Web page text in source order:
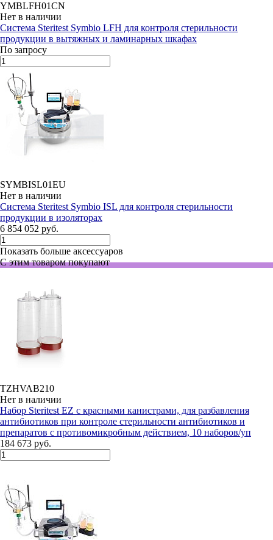
YMBLFH01CN
Нет в наличии
Система Steritest Symbio LFH для контроля стерильности
продукции в вытяжных и ламинарных шкафах
По запросу
SYMBISL01EU
Нет в наличии
Система Steritest Symbio ISL для контроля стерильности
продукции в изоляторах
6 854 052 руб.
Показать больше аксессуаров
С этим товаром покупают
TZHVAB210
Нет в наличии
Набор Steritest EZ с красными канистрами, для разбавления
антибиотиков при контроле стерильности антибиотиков и
препаратов с противомикробным действием, 10 наборов/уп
184 673 руб.